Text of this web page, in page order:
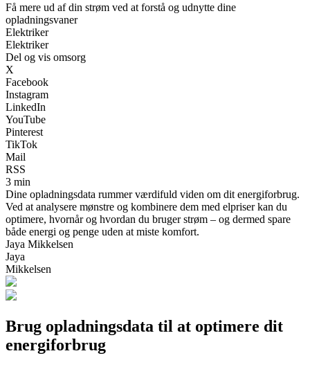
Få mere ud af din strøm ved at forstå og udnytte dine
opladningsvaner
Elektriker
Elektriker
Del og vis omsorg
X
Facebook
Instagram
LinkedIn
YouTube
Pinterest
TikTok
Mail
RSS
3 min
Dine opladningsdata rummer værdifuld viden om dit energiforbrug.
Ved at analysere mønstre og kombinere dem med elpriser kan du
optimere, hvornår og hvordan du bruger strøm – og dermed spare
både energi og penge uden at miste komfort.
Jaya Mikkelsen
Jaya
Mikkelsen
Brug opladningsdata til at optimere dit
energiforbrug